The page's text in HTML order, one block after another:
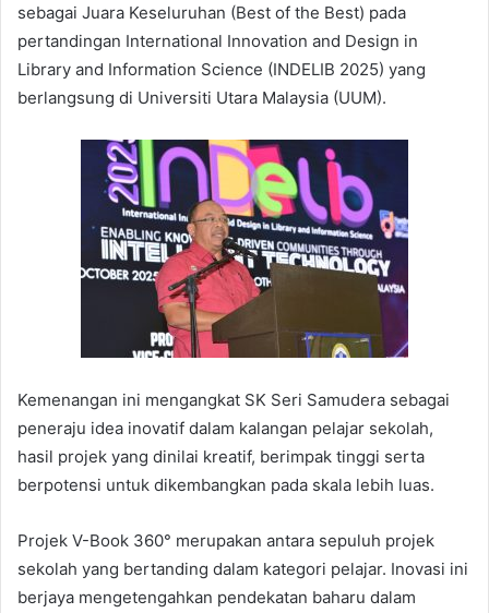
sebagai Juara Keseluruhan (Best of the Best) pada
pertandingan International Innovation and Design in
Library and Information Science (INDELIB 2025) yang
berlangsung di Universiti Utara Malaysia (UUM).
Kemenangan ini mengangkat SK Seri Samudera sebagai
peneraju idea inovatif dalam kalangan pelajar sekolah,
hasil projek yang dinilai kreatif, berimpak tinggi serta
berpotensi untuk dikembangkan pada skala lebih luas.
Projek V-Book 360° merupakan antara sepuluh projek
sekolah yang bertanding dalam kategori pelajar. Inovasi ini
berjaya mengetengahkan pendekatan baharu dalam